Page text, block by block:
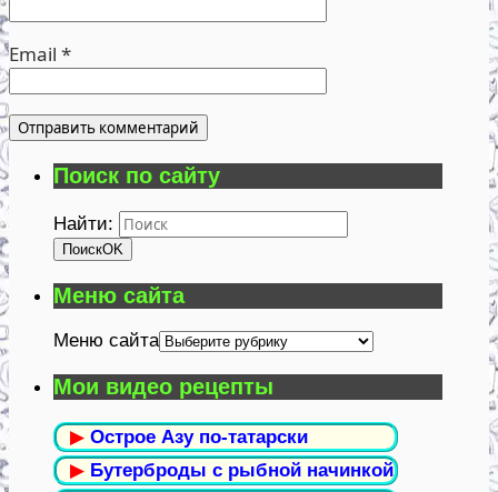
Email *
Поиск по сайту
Найти:
ПоискOK
Меню сайта
Меню сайта
Мои видео рецепты
▶ Острое Азу по-татарски
▶ Бутерброды с рыбной начинкой